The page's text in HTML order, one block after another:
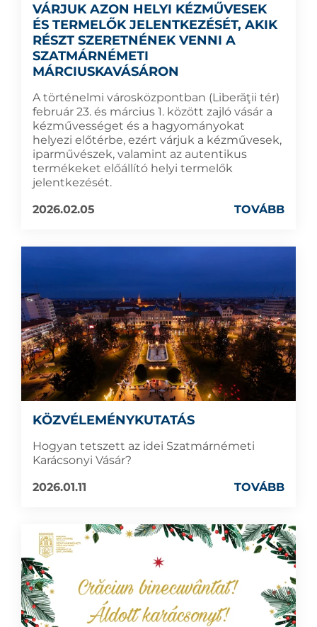
VÁRJUK AZON HELYI KÉZMŰVESEK
ÉS TERMELŐK JELENTKEZÉSÉT, AKIK
RÉSZT SZERETNÉNEK VENNI A
SZATMÁRNÉMETI
MÁRCIUSKAVÁSÁRON
A történelmi városközpontban (Liberăţii tér)
február 23. és március 1. között zajló vásár a
kézművességet és a hagyományokat
helyezi előtérbe, ezért várjuk a kézművesek,
iparművészek, valamint az autentikus
termékeket előállító helyi termelők
jelentkezését.
2026.02.05
TOVÁBB
KÖZVÉLEMÉNYKUTATÁS
Hogyan tetszett az idei Szatmárnémeti
Karácsonyi Vásár?
2026.01.11
TOVÁBB